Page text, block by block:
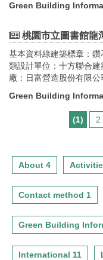
構造樓層數：地上2層、
1998-2000年施工時間：
善類申請認證。空調系統
館「冰水主機」、「冷卻
卻水塔」等皆更新為變
屋頂增設空中花園，除可
之指標項目為空調系統
Green Building
桃園市立圖書館龍
基本資料綠建築標章：
類設計單位：十方聯合
廠：日富營造股份有限
層基地面積：19,729.19
率：27.55%容積率：
Green Building
(1) 2
About 4
Contact method 1
Green Building
International 11